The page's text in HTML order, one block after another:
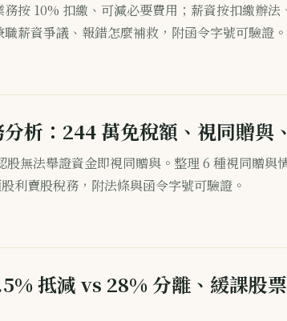
按 10% 扣繳、可減必要費用；薪資按扣繳辦法
薪資爭議、報錯怎麼補救，附函令字號可驗證。
析：244 萬免稅額、視同贈與
無法舉證資金即視同贈與。整理 6 種視同贈與
利賣股稅務，附法條與函令字號可驗證。
抵減 vs 28% 分離、緩課股